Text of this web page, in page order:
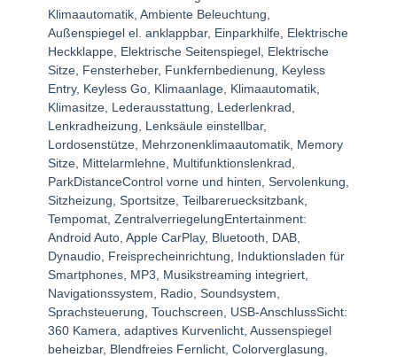
Klimaautomatik, Ambiente Beleuchtung,
Außenspiegel el. anklappbar, Einparkhilfe, Elektrische
Heckklappe, Elektrische Seitenspiegel, Elektrische
Sitze, Fensterheber, Funkfernbedienung, Keyless
Entry, Keyless Go, Klimaanlage, Klimaautomatik,
Klimasitze, Lederausstattung, Lederlenkrad,
Lenkradheizung, Lenksäule einstellbar,
Lordosenstütze, Mehrzonenklimaautomatik, Memory
Sitze, Mittelarmlehne, Multifunktionslenkrad,
ParkDistanceControl vorne und hinten, Servolenkung,
Sitzheizung, Sportsitze, Teilbareruecksitzbank,
Tempomat, ZentralverriegelungEntertainment:
Android Auto, Apple CarPlay, Bluetooth, DAB,
Dynaudio, Freisprecheinrichtung, Induktionsladen für
Smartphones, MP3, Musikstreaming integriert,
Navigationssystem, Radio, Soundsystem,
Sprachsteuerung, Touchscreen, USB-AnschlussSicht:
360 Kamera, adaptives Kurvenlicht, Aussenspiegel
beheizbar, Blendfreies Fernlicht, Colorverglasung,